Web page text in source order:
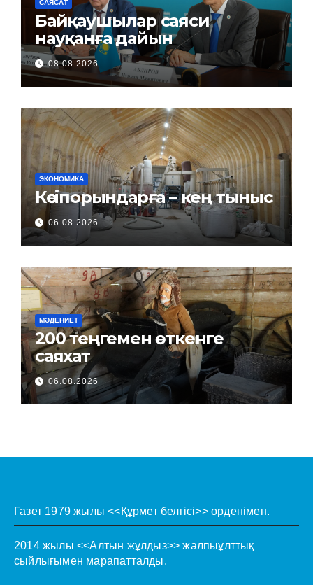
САЯСАТ
Байқаушылар саяси
науқанға дайын
08.08.2026
ЭКОНОМИКА
Кәсіпорындарға – кең тыныс
06.08.2026
МӘДЕНИЕТ
200 теңгемен өткенге
саяхат
06.08.2026
Газет 1979 жылы <<Құрмет белгісі>> орденімен.
2014 жылы <<Алтын жұлдыз>> жалпыұлттық
сыйлығымен марапатталды.